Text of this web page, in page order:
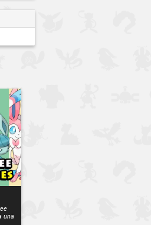
una